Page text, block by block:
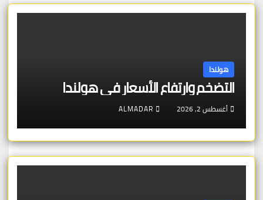
هولندا
التضخم وارتفاع الأسعار في هولندا
أغسطس 2, 2026 ALMADAR